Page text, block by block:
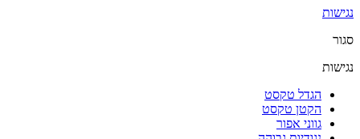
נגישות
סגור
נגישות
הגדל טקסט
הקטן טקסט
גווני אפור